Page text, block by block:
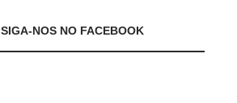
SIGA-NOS NO FACEBOOK